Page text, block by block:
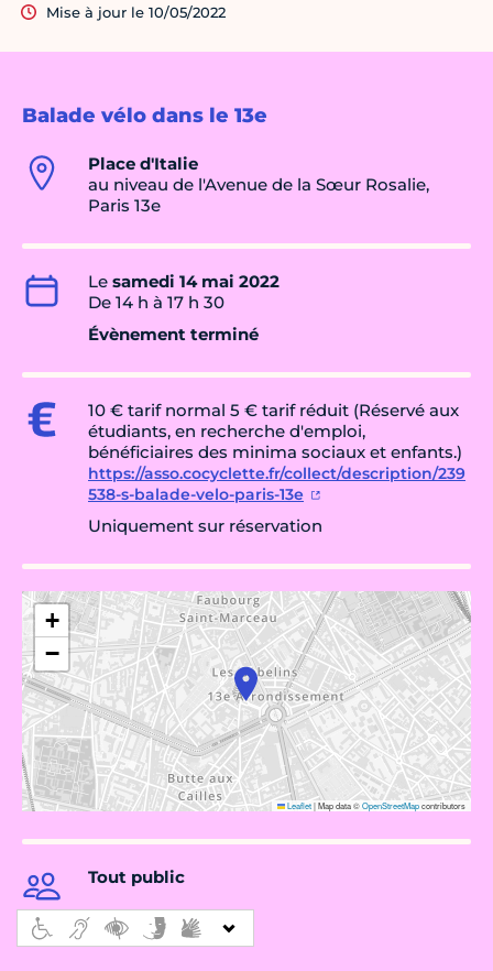
Balade vélo dans le 13e
Place d'Italie
au niveau de l'Avenue de la Sœur Rosalie,
Paris 13e
Le samedi 14 mai 2022
De 14 h à 17 h 30
Évènement terminé
10 € tarif normal 5 € tarif réduit (Réservé aux
étudiants, en recherche d'emploi,
bénéficiaires des minima sociaux et enfants.)
https://asso.cocyclette.fr/collect/description/239
538-s-balade-velo-paris-13e
Uniquement sur réservation
+
−
Leaflet|Map data ©OpenStreetMapcontributors
Tout public
Mise à jour le 10/05/2022